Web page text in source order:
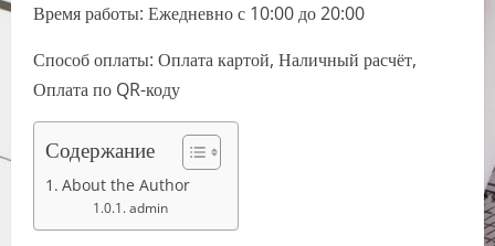
Время работы: Ежедневно с 10:00 до 20:00
Способ оплаты: Оплата картой, Наличный расчёт,
Оплата по QR-коду
Содержание
About the Author
admin